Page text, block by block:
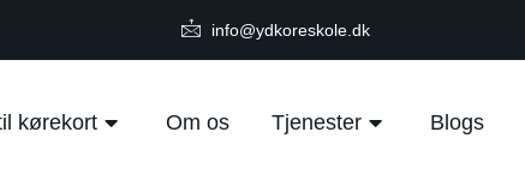
info@ydkoreskole.dk
kørekort Om os Tjenester Blogs